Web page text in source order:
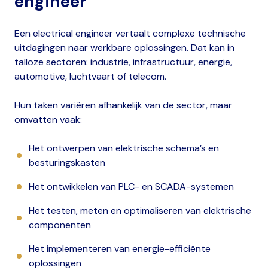
Een electrical engineer vertaalt complexe technische
uitdagingen naar werkbare oplossingen. Dat kan in
talloze sectoren: industrie, infrastructuur, energie,
automotive, luchtvaart of telecom.
Hun taken variëren afhankelijk van de sector, maar
omvatten vaak:
Het ontwerpen van elektrische schema’s en
besturingskasten
Het ontwikkelen van PLC- en SCADA-systemen
Het testen, meten en optimaliseren van elektrische
componenten
Het implementeren van energie-efficiënte
oplossingen